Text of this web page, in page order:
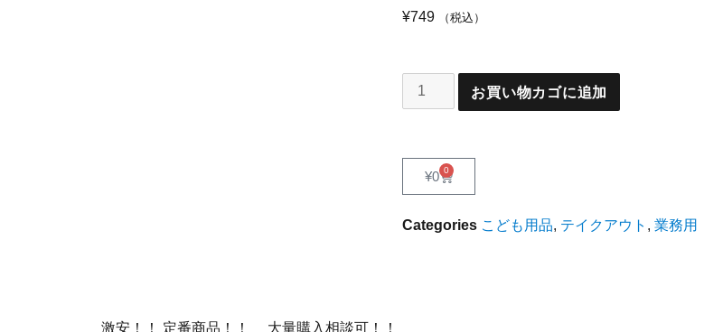
¥749 （税込）
お買い物カゴに追加
¥0 0
Categories こども用品, テイクアウト ,業務用
激安！！ 定番商品！！ 大量購入相談可！！